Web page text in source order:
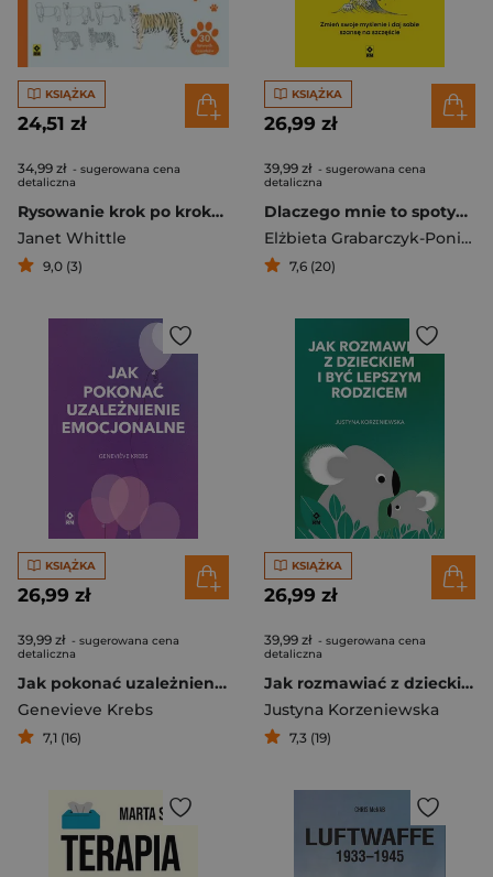
KSIĄŻKA
24,51 zł
34,99 zł - sugerowana cena
detaliczna
Rysowanie krok po kroku Zwierzęta
Janet Whittle
9,0 (3)
KSIĄŻKA
26,99 zł
39,99 zł - sugerowana cena
detaliczna
Dlaczego mnie to spotyka? Zmień swoje myślenie i daj sobie szansę na szczęście
Elżbieta Grabarczyk-Ponimasz
7,6 (20)
KSIĄŻKA
26,99 zł
39,99 zł - sugerowana cena
detaliczna
Jak pokonać uzależnienie emocjonalne
Genevieve Krebs
7,1 (16)
KSIĄŻKA
26,99 zł
39,99 zł - sugerowana cena
detaliczna
Jak rozmawiać z dzieckiem i być lepszym rodzicem
Justyna Korzeniewska
7,3 (19)